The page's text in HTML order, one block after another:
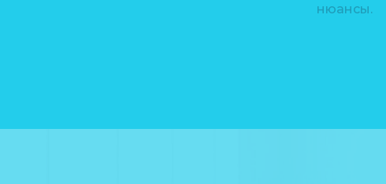
нюансы.